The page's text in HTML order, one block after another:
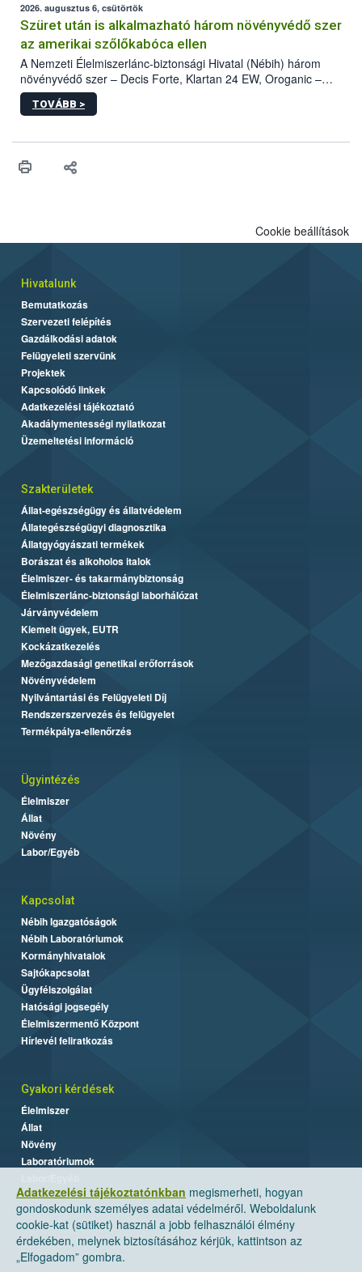
az intenzív felderítést, emellett az intézkedéseket a szlovák
hatósággal is összehangolják a terjedés megállítása érdekében.
2026. augusztus 6, csütörtök
Szüret után is alkalmazható három növényvédő szer
az amerikai szőlőkabóca ellen
A Nemzeti Élelmiszerlánc-biztonsági Hivatal (Nébih) három
növényvédő szer – Decis Forte, Klartan 24 EW, Oroganic –
engedélyokiratát módosította, így azok a szüretet követően,
egészen a vesszőérettség (BBCH 91) stádiumáig
érésű szőlőkben is legyen lehetőség a károsító elleni további
felhasználók számára is elérhető és ökológiai termesztésben is
TOVÁBB >
Adatkezelési tájékoztatónkban megismerheti, hogyan
gondoskodunk személyes adatai védelméről. Weboldalunk
cookie-kat (sütiket) használ a jobb felhasználói élmény
érdekében, melynek biztosításához kérjük, kattintson az
„Elfogadom” gombra.
Cookie beállítások
Hivatalunk
Bemutatkozás
Szervezeti felépítés
Gazdálkodási adatok
Felügyeleti szervünk
Projektek
Kapcsolódó linkek
Adatkezelési tájékoztató
Akadálymentességi nyilatkozat
Üzemeltetési információ
Szakterületek
Állat-egészségügy és állatvédelem
Állategészségügyi diagnosztika
Állatgyógyászati termékek
Borászat és alkoholos italok
Élelmiszer- és takarmánybiztonság
Élelmiszerlánc-biztonsági laborhálózat
Járványvédelem
Kiemelt ügyek, EUTR
Kockázatkezelés
Mezőgazdasági genetikai erőforrások
Növényvédelem
Nyilvántartási és Felügyeleti Díj
Rendszerszervezés és felügyelet
Termékpálya-ellenőrzés
Ügyintézés
Élelmiszer
Állat
Növény
Labor/Egyéb
Kapcsolat
Nébih Igazgatóságok
Nébih Laboratóriumok
Kormányhivatalok
Sajtókapcsolat
Ügyfélszolgálat
Hatósági jogsegély
Élelmiszermentő Központ
Hírlevél feliratkozás
Gyakori kérdések
Élelmiszer
Állat
Növény
Laboratóriumok